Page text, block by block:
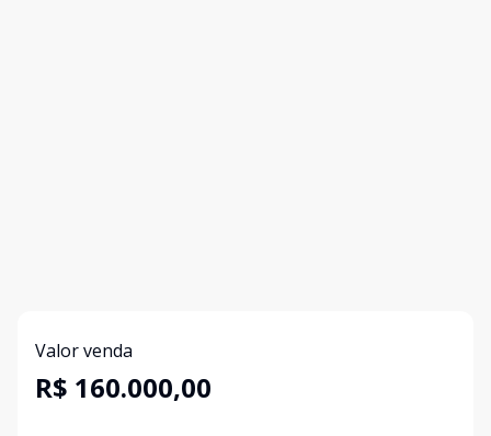
Valor venda
R$ 160.000,00